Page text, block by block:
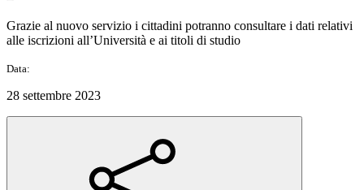
Grazie al nuovo servizio i cittadini potranno consultare i dati relativi
alle iscrizioni all’Università e ai titoli di studio
Data:
28 settembre 2023